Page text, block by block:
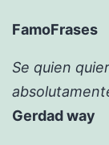
FamoFrases
Se quien
Gerdad way